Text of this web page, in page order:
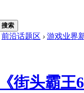
搜索
前沿话题区 › 游戏业界
《街头霸